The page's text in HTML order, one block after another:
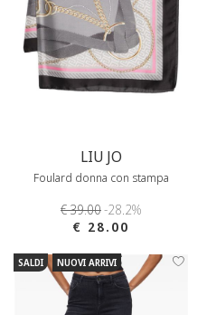
LIU JO
Foulard donna con stampa
€ 39.00-28.2%
€ 28.00
SALDI NUOVI ARRIVI